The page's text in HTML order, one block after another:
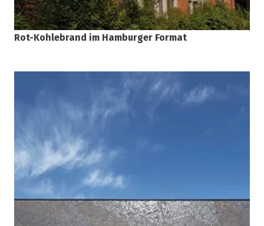
Rot-Kohlebrand im Hamburger Format